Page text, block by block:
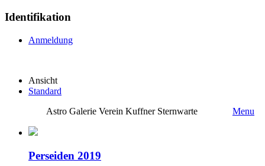
Identifikation
Anmeldung
Ansicht
Standard
Astro Galerie Verein Kuffner Sternwarte
Menu
Perseiden 2019